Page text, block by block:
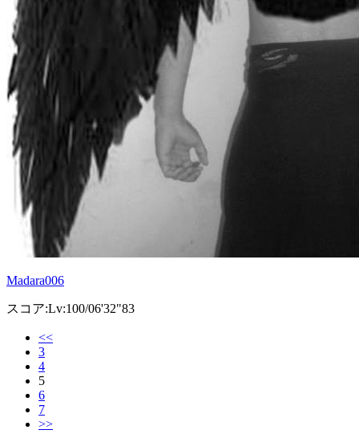
Madara006
スコア:Lv:100/06'32"83
<<
3
4
5
6
7
>>